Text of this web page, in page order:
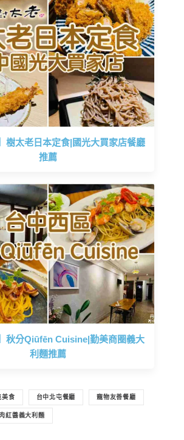
樹太老日本定食|國光大買家店餐廳
推薦
秋分Qiūfēn Cuisine|勤美商圈義大
利麵推薦
美食 台中北屯餐廳 寵物友善餐廳
紅醬義大利麵